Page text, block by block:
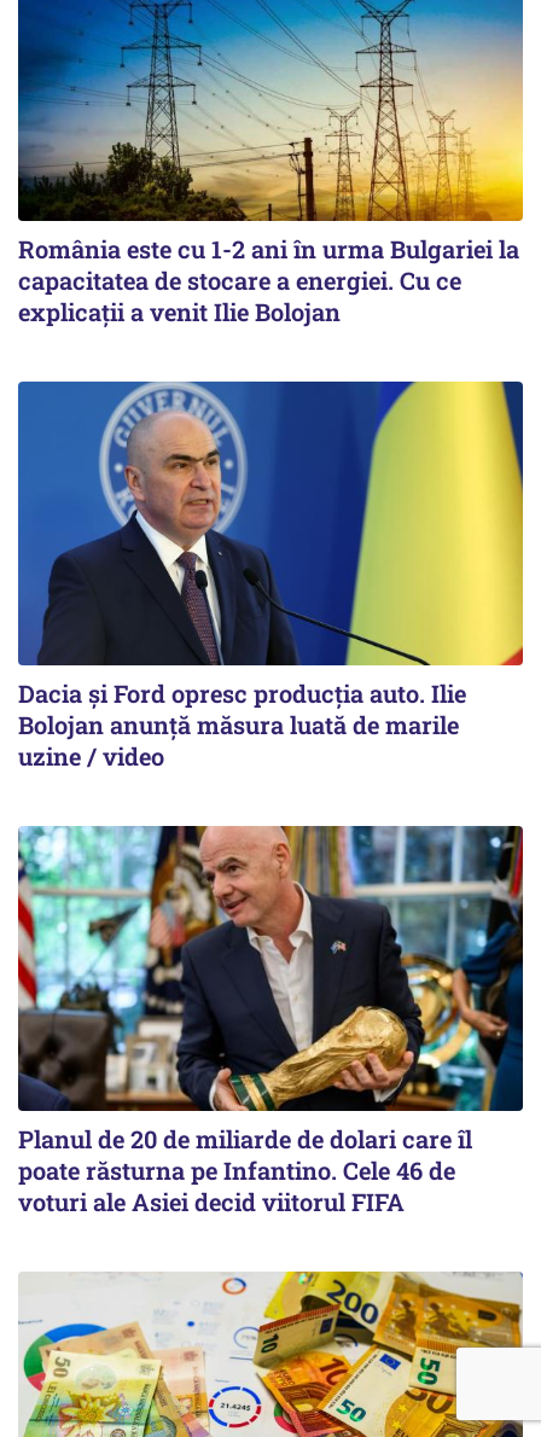
România este cu 1-2 ani în urma Bulgariei la
capacitatea de stocare a energiei. Cu ce
explicații a venit Ilie Bolojan
Dacia și Ford opresc producția auto. Ilie
Bolojan anunță măsura luată de marile
uzine / video
Planul de 20 de miliarde de dolari care îl
poate răsturna pe Infantino. Cele 46 de
voturi ale Asiei decid viitorul FIFA